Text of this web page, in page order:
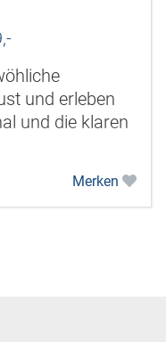
und erleben
und die klaren
Merken